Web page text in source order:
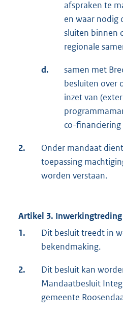
afspraken te
en waar nodig
sluiten binnen
regionale
d.
samen met
besluiten over
inzet van
co-financiering
2.
Onder mandaat
toepassing
worden verstaan.
Artikel 3. Inwerkingtreding
1.
Dit besluit treedt in
bekendmaking.
2.
Dit besluit kan
Mandaatbesluit
gemeente